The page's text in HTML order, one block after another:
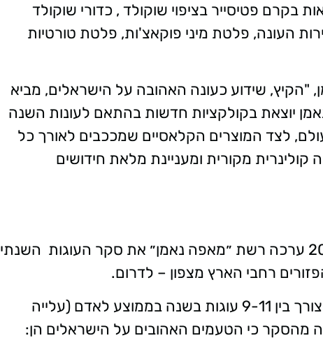
בקרם פטיסייר בציפוי שוקולד , כדורי שוקולד
העונה, פלטת מיני פוקאצ'ות, פלטת טורטיות
"הקיץ, שידוע כעונה האהובה על הישראלים, מביא
יוצאת בקולקציות חדשות בהתאם לעונות השנה
לצד המוצרים הקלאסיים שמככבים לאורך כל
מקורית ומעניינת מלאת חידושים
לכבוד יום העוגות הבינלאומי החל ב20/7 ערכה רשת ״מאפה נאמן״ את סקר העוגות השנתי
מנתוני הסקר עולה כי הקהל הישראלי צורך בין 9-11 עוגות בשנה בממוצע לאדם (עלייה